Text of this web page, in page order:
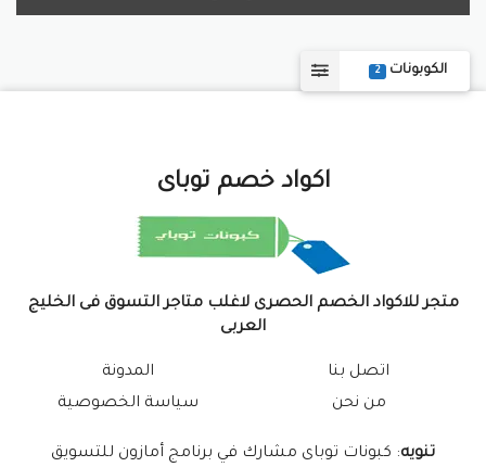
الكوبونات 2
اكواد خصم توباى
متجر للاكواد الخصم الحصرى لاغلب متاجر التسوق فى الخليج
العربى
اتصل بنا
من نحن
المدونة
سياسة الخصوصية
تنويه: كبونات توباى مشارك في برنامج أمازون للتسويق